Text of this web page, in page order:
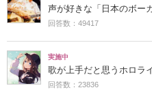
声が好きな「日本のボー
回答数：49417
実施中
歌が上手だと思うホロラ
回答数：23836